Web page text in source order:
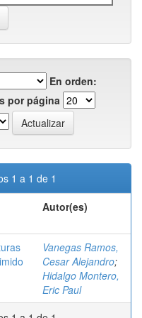
En orden:
por página
1 a 1 de 1
Autor(es)
Vanegas Ramos,
Cesar Alejandro;
Hidalgo Montero,
Eric Paul